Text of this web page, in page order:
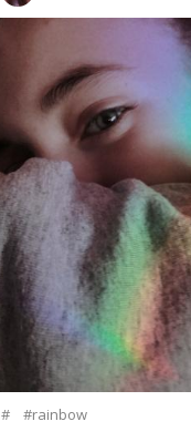
# #rainbow